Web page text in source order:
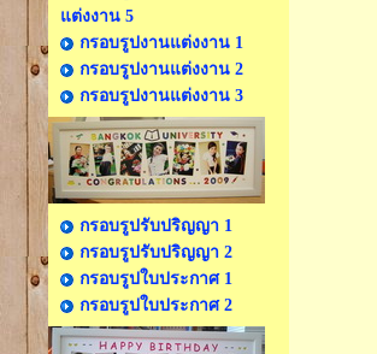
แต่งงาน 5
กรอบรูปงานแต่งงาน 1
กรอบรูปงานแต่งงาน 2
กรอบรูปงานแต่งงาน 3
กรอบรูปรับปริญญา 1
กรอบรูปรับปริญญา 2
กรอบรูปใบประกาศ 1
กรอบรูปใบประกาศ 2